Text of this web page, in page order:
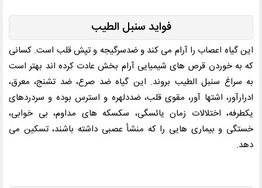
فواید سنبل الطیب
این گیاه اعصاب را آرام می کند و ضدسرگیجه و تپش قلب است. کسانی
که به خوردن قرص های شیمیایی آرام بخش عادت کرده اند بهتر است
به سراغ سنبل الطیب بروند. این گیاه ضد صرع، ضد تشنج، معرق،
ادرارآور، اشتها آور، مقوی قلب، ضددلهره و استرس بوده و سردردهای
یکطرفه، اختلالات زمان یائسگی، سکسکه های مداوم، بی خوابی،
خستگی و بیماری هایی را که منشأ عصبی داشته باشند، تسکین می
دهد.